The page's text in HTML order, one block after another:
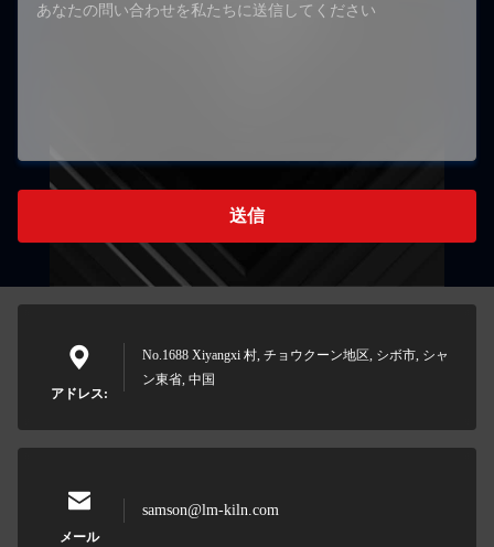
送信
アドレス:
No.1688 Xiyangxi 村, チョウクーン地区, シボ市, シャ
ン東省, 中国
メール
samson@lm-kiln.com